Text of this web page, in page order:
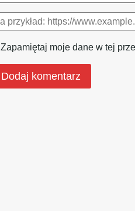
Zapamiętaj moje dane w tej